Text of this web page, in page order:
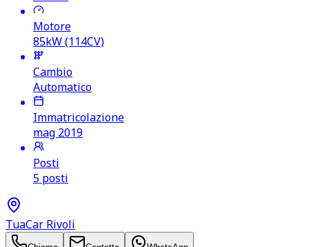
Motore
85kW (114CV)
Cambio
Automatico
Immatricolazione
mag 2019
Posti
5 posti
TuaCar Rivoli